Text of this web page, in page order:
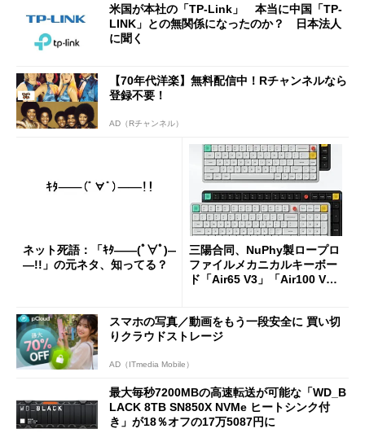
米国が本社の「TP-Link」 本当に中国「TP-
LINK」との無関係になったのか？ 日本法人
に聞く
【70年代洋楽】無料配信中！Rチャンネルなら
登録不要！
AD（Rチャンネル）
ネット死語：「ｷﾀ――(ﾟ∀ﾟ)―
―!!」の元ネタ、知ってる？
三陽合同、NuPhy製ロープロ
ファイルメカニカルキーボー
ド「Air65 V3」「Air100 V
スマホの写真／動画をもう一段安全に 買い切
りクラウドストレージ
AD（ITmedia Mobile）
最大毎秒7200MBの高速転送が可能な「WD_B
LACK 8TB SN850X NVMe ヒートシンク付
き」が18％オフの17万5087円に